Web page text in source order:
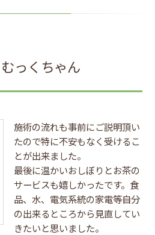
っくちゃん
施術の流れも事前にご説明頂い
たので特に不安もなく受けるこ
とが出来ました。
最後に温かいおしぼりとお茶の
サービスも嬉しかったです。食
品、水、電気系統の家電等自分
の出来るところから見直してい
きたいと思いました。